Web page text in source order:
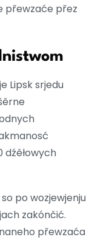
přewzaće přez
Lipsk srjedu
dźěłowych
po wozjewjenju
zakónčić.
přewzaća